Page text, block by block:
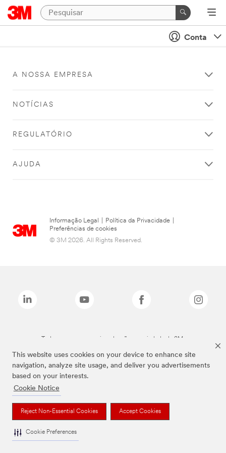
This website uses cookies on your device to enhance site
navigation, analyze site usage, and deliver you advertisements
based on your interests.
Cookie Notice
Reject Non-Essential Cookies Accept Cookies
Cookie Preferences
Conta
A NOSSA EMPRESA
NOTÍCIAS
REGULATÓRIO
AJUDA
Informação Legal Política da Privacidade
Preferências de cookies
© 3M 2026. All Rights Reserved.
Todas as marcas mencionadas são propriedade da 3M.